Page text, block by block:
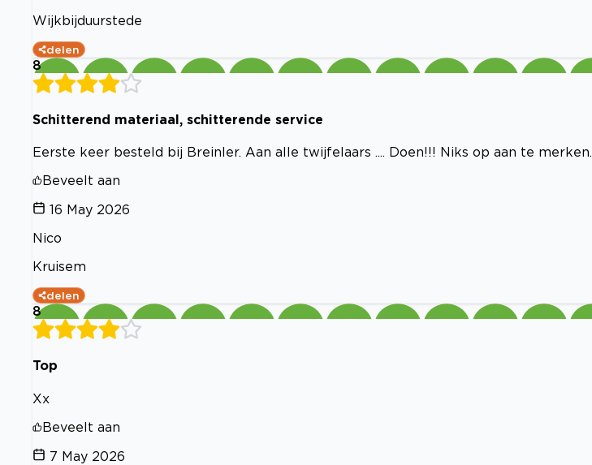
Wijkbijduurstede
delen
8
Schitterend materiaal, schitterende service
Eerste keer besteld bij Breinler. Aan alle twijfelaars .... Doen!!! Niks op aan te merken.
Beveelt aan
16 May 2026
Nico
Kruisem
delen
8
Top
Xx
Beveelt aan
7 May 2026